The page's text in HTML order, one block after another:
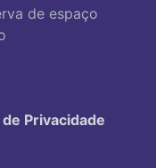
de espaço
Privacidade